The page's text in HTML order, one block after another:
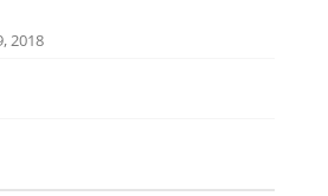
2018